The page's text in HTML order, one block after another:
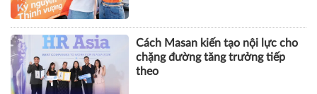
Cách Masan kiến tạo nội lực cho
chặng đường tăng trưởng tiếp
theo